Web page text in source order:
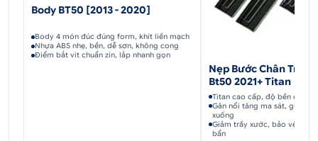
Body BT50 [2013 - 2020]
Body 4 món đúc đúng form, khít liền mạch
Nhựa ABS nhẹ, bền, dễ sơn, không cong
Điểm bắt vit chuẩn zin, lắp nhanh gọn
Nẹp Bước Chân
Bt50 2021+ Titan
Titan cao cấp, độ bền cao,
Gân nổi tăng ma sát, giảm
xuống
Giảm trầy xước, bảo vệ bệ
bẩn